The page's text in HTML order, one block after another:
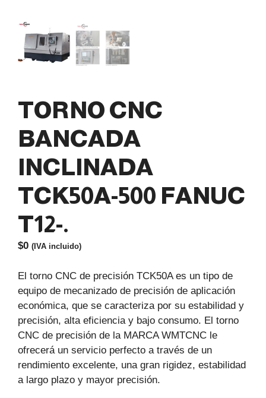
TORNO CNC
BANCADA
INCLINADA
TCK50A-500 FANUC
T12-.
$0 (IVA incluido)
El torno CNC de precisión TCK50A es un tipo de
equipo de mecanizado de precisión de aplicación
económica, que se caracteriza por su estabilidad y
precisión, alta eficiencia y bajo consumo. El torno
CNC de precisión de la MARCA WMTCNC le
ofrecerá un servicio perfecto a través de un
rendimiento excelente, una gran rigidez, estabilidad
a largo plazo y mayor precisión.